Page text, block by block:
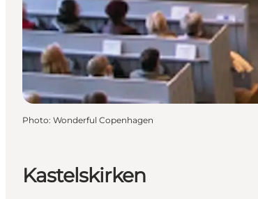
Kastelskirken
Photo: Wonderful Copenhagen